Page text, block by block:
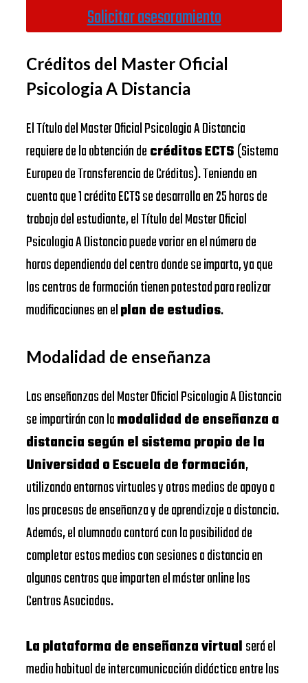
Solicitar asesoramiento
Créditos del Master Oficial
Psicologia A Distancia
El Título del Master Oficial Psicologia A Distancia
requiere de la obtención decréditos ECTS(Sistema
Europeo de Transferencia de Créditos). Teniendo en
cuenta que 1 crédito ECTS se desarrolla en 25 horas de
trabajo del estudiante, el Título del Master Oficial
Psicologia A Distancia puede variar en el número de
horas dependiendo del centro donde se imparta, ya que
los centros de formación tienen potestad para realizar
modificaciones en elplan de estudios.
Modalidad de enseñanza
Las enseñanzas del Master Oficial Psicologia A Distancia
se impartirán con lamodalidad de enseñanza a
distancia según el sistema propio de la
Universidad o Escuela de formación,
utilizando entornos virtuales y otros medios de apoyo a
los procesos de enseñanza y de aprendizaje a distancia.
Además, el alumnado contará con la posibilidad de
completar estos medios con sesiones a distancia en
algunos centros que imparten el máster online los
Centros Asociados.
La plataforma de enseñanza virtualserá el
medio habitual de intercomunicación didáctica entre los